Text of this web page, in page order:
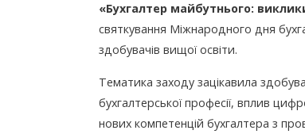
«Бухгалтер майбутнього:
святкування Міжнародного дня
здобувачів вищої освіти.
Тематика заходу зацікавила
бухгалтерської професії, вплив
нових компетенцій бухгалтера з